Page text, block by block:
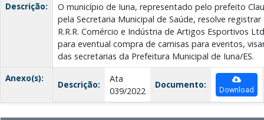
Descrição:
O município de Iuna, representado pelo prefeito
pela Secretaria Municipal de Saúde, resolve
R.R.R. Comércio e Indústria de Artigos Esportivos
para eventual compra de camisas para eventos,
das secretarias da Prefeitura Municipal de Iuna/ES.
Anexo(s):
Descrição:
Ata
039/2022
Documento: Download